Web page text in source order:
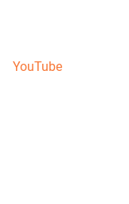
YouTube